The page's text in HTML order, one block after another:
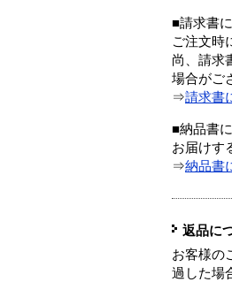
■請求書
ご注文時
尚、請求
場合がご
⇒請求書
■納品書
お届けす
⇒納品書
返品に
お客様の
過した場